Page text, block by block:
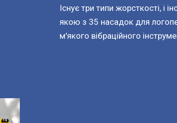
Існує три типи жорсткості, і
якою з 35 насадок для
м'якого вібраційного